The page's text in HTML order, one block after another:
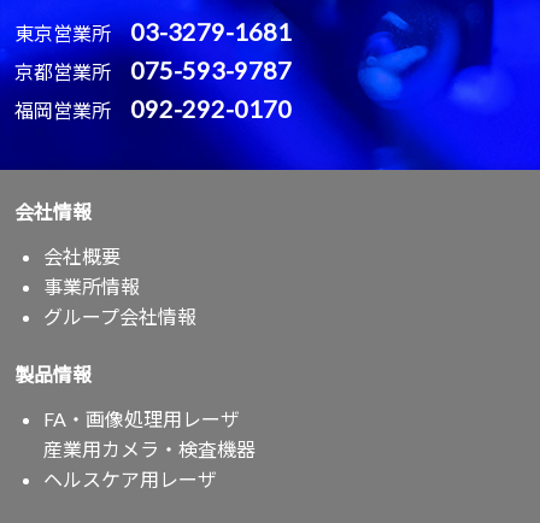
東京営業所03-3279-1681
京都営業所 075-593-9787
福岡営業所 092-292-0170
会社情報
会社概要
事業所情報
グループ会社情報
製品情報
FA・画像処理用レーザ
産業用カメラ・検査機器
ヘルスケア用レーザ